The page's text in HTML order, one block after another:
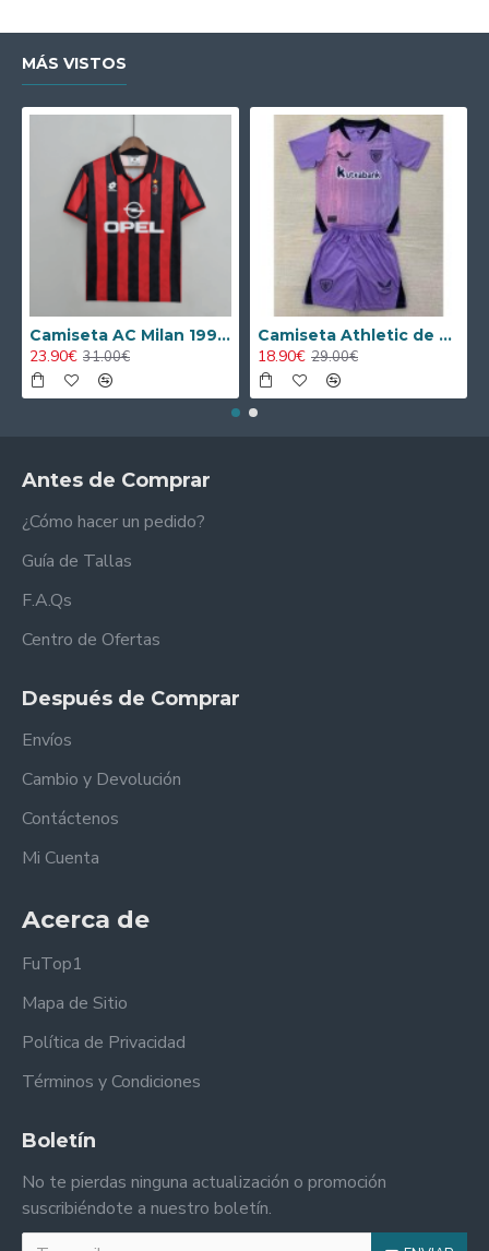
MÁS VISTOS
Camiseta AC Milan 1995/1996 Local Retro
23.90€ 31.00€
Camiseta Athletic de Bilbao 2024/2025 Alternativo Niño Kit
18.90€ 29.00€
Antes de Comprar
¿Cómo hacer un pedido?
Guía de Tallas
F.A.Qs
Centro de Ofertas
Después de Comprar
Envíos
Cambio y Devolución
Contáctenos
Mi Cuenta
Acerca de
FuTop1
Mapa de Sitio
Política de Privacidad
Términos y Condiciones
Boletín
No te pierdas ninguna actualización o promoción
suscribiéndote a nuestro boletín.